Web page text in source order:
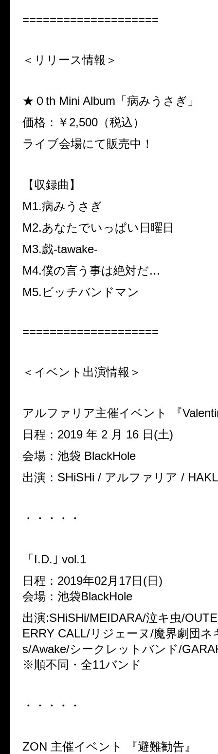
====================
＜リリース情報＞
★０th Mini Album「病みうさぎ」
価格：￥2,500（税込）
ライブ会場にて販売中！
【収録曲】
M1.病みうさぎ
M2.あなたでいっぱい日曜日
M3.戯-tawake-
M4.僕の言う事は絶対だ…
M5.ビッチバンドマン
====================
＜イベント出演情報＞
アルファリア主催イベント 『
日程：2019 年 2 月 16 日(土)
会場：池袋 BlackHole
出演：SHiSHi / アルファリア /
・・・・・
「I.D.｣ vol.1
日程：2019年02月17日(日)
会場：池袋BlackHole
出演:SHiSHi/MEIDARA/泣キ虫/
ERRY CALL/リジェーヌ/魔界劇団
s/Awake/シークレットバンド/
※順不同・全11バンド
・・・・・
ZON 主催イベント 『避難勧告』